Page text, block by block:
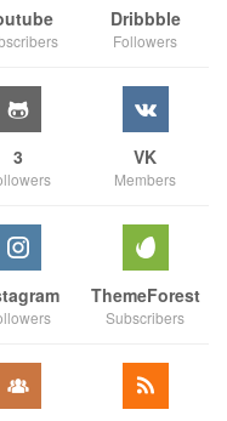
Dribbble
Followers
3 VK
Members
ThemeForest
Subscribers